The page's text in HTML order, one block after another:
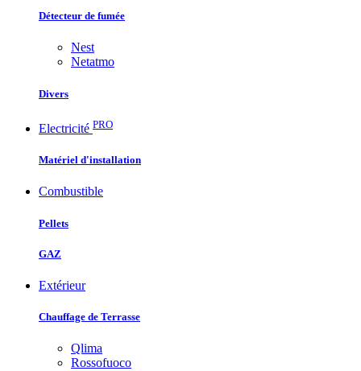
Détecteur de fumée
Nest
Netatmo
Divers
Electricité PRO
Matériel d'installation
Combustible
Pellets
GAZ
Extérieur
Chauffage de Terrasse
Qlima
Rossofuoco